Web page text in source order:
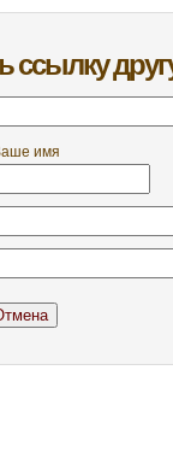
ссылку
имя